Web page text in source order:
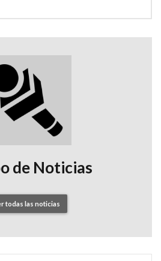
de Noticias
todas las noticias